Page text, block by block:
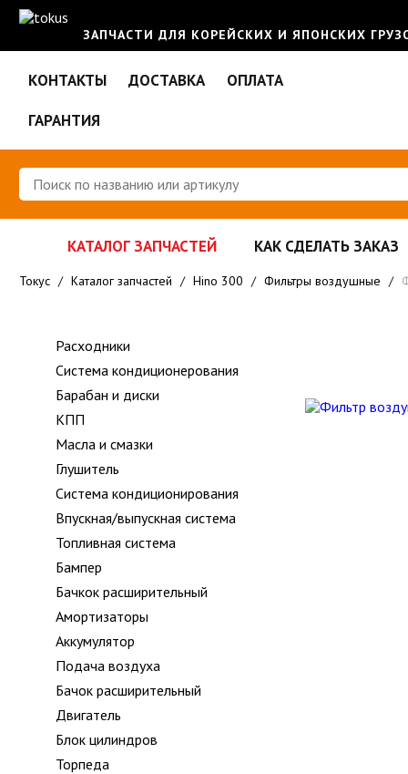
ЗАПЧАСТИ ДЛЯ КОРЕЙСКИХ И ЯПОНСКИХ
КОНТАКТЫ ДОСТАВКА
ОПЛАТА
ГАРАНТИЯ
КАТАЛОГ ЗАПЧАСТЕЙ КАК СДЕЛАТЬ ЗАКАЗ
Токус / Каталог запчастей / Hino 300 / Фильтры воздушные /
Расходники
Система кондиционерования
Барабан и диски
КПП
Масла и смазки
Глушитель
Система кондиционирования
Впускная/выпускная система
Топливная система
Бампер
Бачкок расширительный
Амортизаторы
Аккумулятор
Подача воздуха
Бачок расширительный
Двигатель
Блок цилиндров
Торпеда